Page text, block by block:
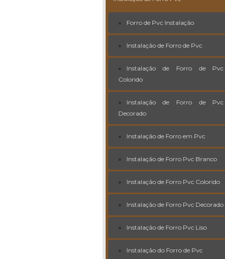
Forro de Pvc Instalação
Instalação de Forro de Pvc
Instalação de Forro de Pvc
Colorido
Instalação de Forro de Pvc
Decorado
Instalação de Forro em Pvc
Instalação de Forro Pvc Branco
Instalação de Forro Pvc Colorido
Instalação de Forro Pvc Decorado
Instalação de Forro Pvc Liso
Instalação do Forro de Pvc